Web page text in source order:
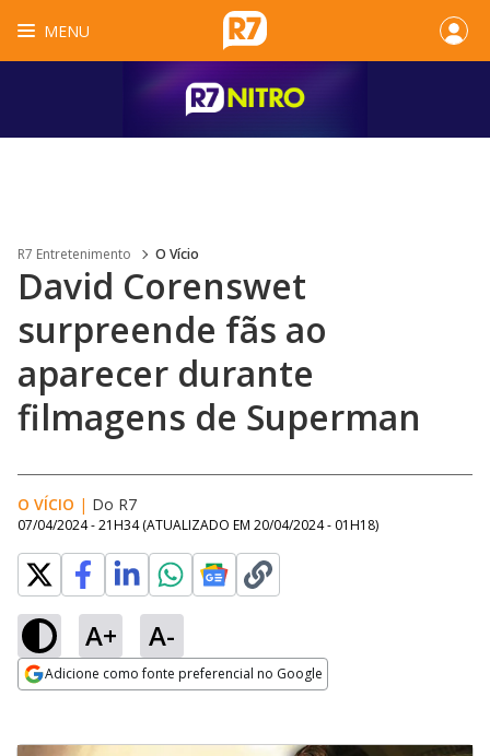
MENU
R7 Entretenimento O Vício
David Corenswet
surpreende fãs ao
aparecer durante
filmagens de Superman
O VÍCIO | Do R7
07/04/2024 - 21H34 (ATUALIZADO EM 20/04/2024 - 01H18)
A+ A-
Adicione como fonte preferencial no Google